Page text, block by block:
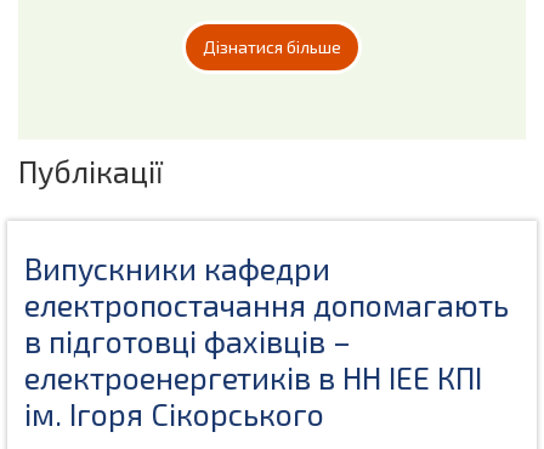
Дізнатися більше
Публікації
Випускники кафедри
електропостачання допомагають
в підготовці фахівців –
електроенергетиків в НН ІЕЕ КПІ
ім. Ігоря Сікорського